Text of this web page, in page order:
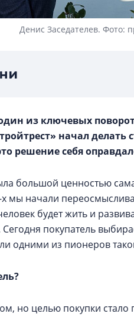
Денис Заседателев. Фото:
из ключевых
начал делать
решение себя
большой ценностью
мы начали
будет жить и
покупатель
одними из пионеров
но целью покупки стало